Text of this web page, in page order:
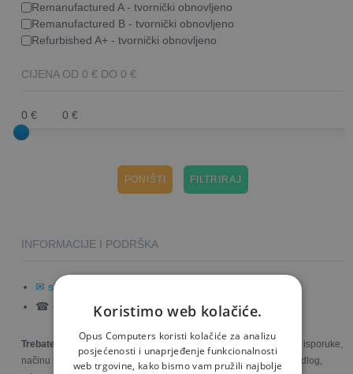
Remanufactured A - tvornički obnovljeno
Remanufactured B - tvornički obnovljeno
Refurbished A+ - tvornički obnovljeno
CIJENA OD 0 € DO 0 €
0 € 0 €
PONIŠTI
INFORMACIJE I PODRŠKA
✉ shop@opus.hr
☎ +385 97 6001 450
Trebate dodatne informacije
o proizvodima, uslugama, rokovima isporuke,
načinu i cijeni dostave robe ili statusu Vaše narudžbe? Imate prijedlog,
Koristimo web kolačiće.
Opus Computers koristi kolačiće za analizu
posjećenosti i unaprjeđenje funkcionalnosti
web trgovine, kako bismo vam pružili najbolje